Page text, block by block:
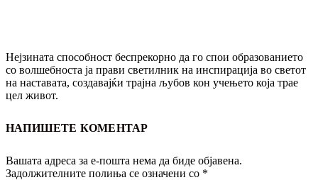
Нејзината способност беспрекорно да го спои образованието
со волшебноста ја прави светилник на инспирација во светот
на наставата, создавајќи трајна љубов кон учењето која трае
цел живот.
НАПИШЕТЕ КОМЕНТАР
Вашата адреса за е-пошта нема да биде објавена.
Задолжителните полиња се означени со *